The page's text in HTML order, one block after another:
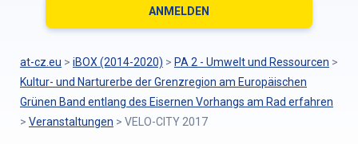
at-cz.eu > iBOX (2014-2020) > PA 2 - Umwelt und Ressourcen >
Kultur- und Narturerbe der Grenzregion am Europäischen
Grünen Band entlang des Eisernen Vorhangs am Rad erfahren
> Veranstaltungen > VELO-CITY 2017